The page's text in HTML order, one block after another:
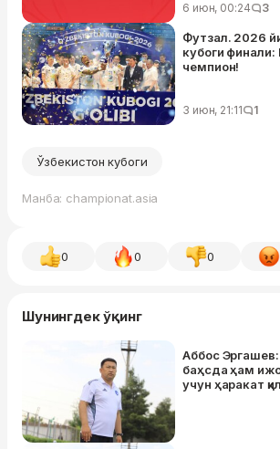
6 июн, 00:24 3
Футзал. 2026
кубоги финали:
чемпион!
3 июн, 21:11 1
Ўзбекистон кубоги
Манба: championat.asia
0 0 0
Шунингдек ўқинг
Аббос
баҳсда ҳам
учун ҳаракат